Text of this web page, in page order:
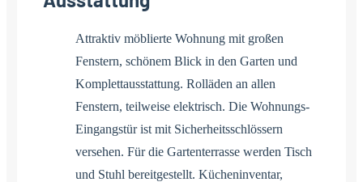
Attraktiv möblierte Wohnung mit großen
Fenstern, schönem Blick in den Garten und
Komplettausstattung. Rolläden an allen
Fenstern, teilweise elektrisch. Die Wohnungs-
Eingangstür ist mit Sicherheitsschlössern
versehen. Für die Gartenterrasse werden Tisch
und Stuhl bereitgestellt. Kücheninventar,